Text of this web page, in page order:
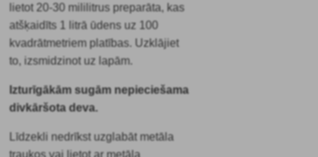
lietot 20-30 mililitrus preparāta, kas
atšķaidīts 1 litrā ūdens uz 100
kvadrātmetriem platības. Uzklājiet
to, izsmidzinot uz lapām.
Izturīgākām sugām nepieciešama
divkāršota deva.
Līdzekli nedrīkst uzglabāt metāla
traukos vai lietot ar metāla